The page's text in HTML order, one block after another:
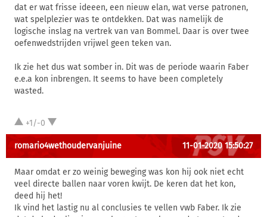
dat er wat frisse ideeen, een nieuw elan, wat verse patronen,
wat spelplezier was te ontdekken. Dat was namelijk de
logische inslag na vertrek van van Bommel. Daar is over twee
oefenwedstrijden vrijwel geen teken van.
Ik zie het dus wat somber in. Dit was de periode waarin Faber
e.e.a kon inbrengen. It seems to have been completely
wasted.
+1/-0
romario4wethoudervanjuine 11-01-2020 15:50:27
Maar omdat er zo weinig beweging was kon hij ook niet echt
veel directe ballen naar voren kwijt. De keren dat het kon,
deed hij het!
Ik vind het lastig nu al conclusies te vellen vwb Faber. Ik zie